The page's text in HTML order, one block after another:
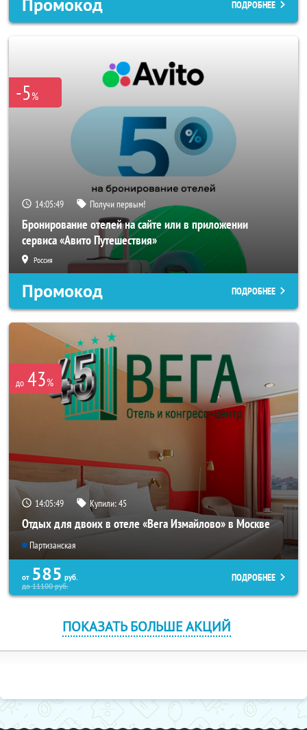
Промокод ПОДРОБНЕЕ
-5%
14:05:49 Получи первым!
Бронирование отелей на сайте или в приложении
сервиса «Авито Путешествия»
Россия
Промокод ПОДРОБНЕЕ
до 43%
14:05:49 Купили:45
Отдых для двоих в отеле «Вега Измайлово» в Москве
Партизанская
от 585 руб.
до11100руб.
ПОДРОБНЕЕ
ПОКАЗАТЬ БОЛЬШЕ АКЦИЙ